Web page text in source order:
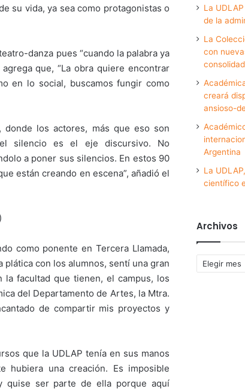
su vida, ya sea como protagonistas o
danza pues “cuando la palabra ya
que, “La obra quiere encontrar
en lo social, buscamos fungir como
los actores, más que eso son
silencio es el eje discursivo. No
a poner sus silencios. En estos 90
están creando en escena”, añadió el
como ponente en Tercera Llamada,
plática con los alumnos, sentí una gran
la facultad que tienen, el campus, los
del Departamento de Artes, la Mtra.
de compartir mis proyectos y
que la UDLAP tenía en sus manos
hubiera una creación. Es imposible
quise ser parte de ella porque aquí
La
de la
La
con
creará
ansioso-
Argentina
La
científico
Archivos
Archivos